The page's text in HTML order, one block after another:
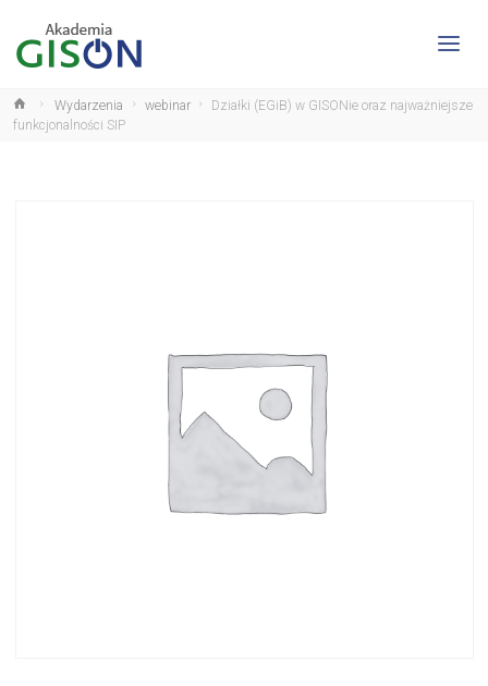
Wydarzenia webinar
Działki (EGiB) w GISONie oraz najważniejsze
funkcjonalności SIP